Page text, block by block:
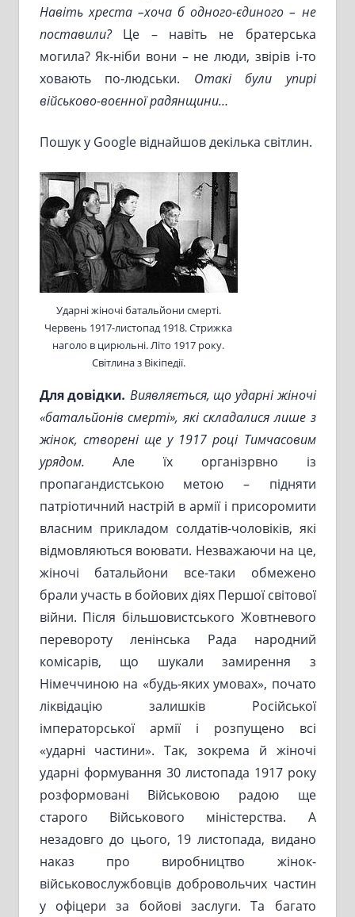
Навіть хреста –хоча б одного-єдиного – не
поставили?Це – навіть не братерська
могила? Як-ніби вони – не люди, звірів і-то
ховають по-людськи. Отакі були упирі
військово-воєнної радянщини…
Пошук у Google віднайшов декілька світлин.
Ударні жіночі батальйони смерті.
Червень 1917-листопад 1918. Стрижка
наголо в цирюльні. Літо 1917 року.
Світлина з Вікіпедії.
Для довідки. Виявляється, що ударні жіночі
«батальйонів смерті», які складалися лише з
жінок, створені ще у 1917 році Тимчасовим
урядом. Але їх організрвно із
пропагандистською метою – підняти
патріотичний настрій в армії і присоромити
власним прикладом солдатів-чоловіків, які
відмовляються воювати. Незважаючи на це,
жіночі батальйони все-таки обмежено
брали участь в бойових діях Першої світової
війни. Після більшовистського Жовтневого
перевороту ленінська Рада народний
комісарів, що шукали замирення з
Німеччиною на «будь-яких умовах», почато
ліквідацію залишків Російської
імператорської армії і розпущено всі
«ударні частини». Так, зокрема й жіночі
ударні формування 30 листопада 1917 року
розформовані Військовою радою ще
старого Військового міністерства. А
незадовго до цього, 19 листопада, видано
наказ про виробництво жінок-
військовослужбовців добровольчих частин
у офіцери за бойові заслуги. Та багато